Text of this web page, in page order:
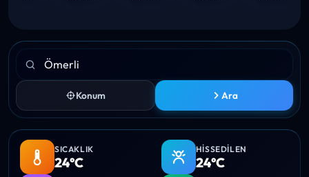
Konum Ara
SICAKLIK
24°C
HISSEDILEN
24°C